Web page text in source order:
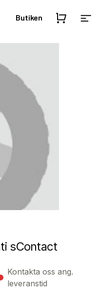
Butiken
sContact
Kontakta oss ang.
leveranstid